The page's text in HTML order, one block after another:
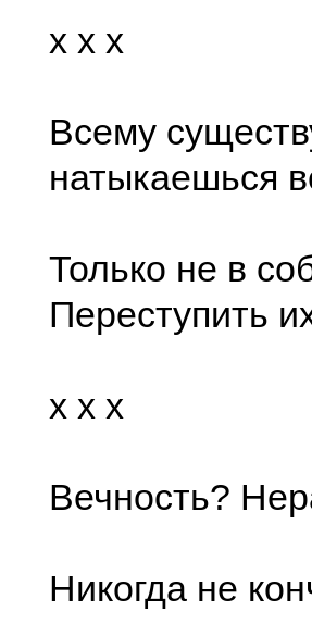
x x x
Всему
натыкаешься
Только не в
Переступить
x x x
Вечность?
Никогда не